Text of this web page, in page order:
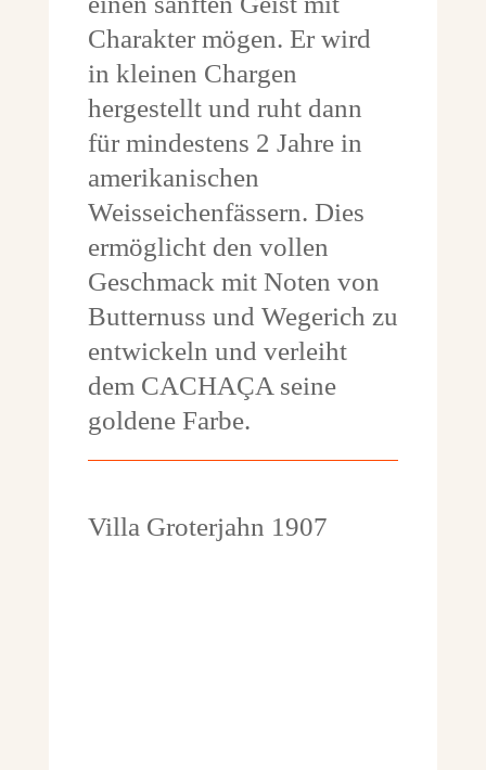
Charakter mögen. Er wird
in kleinen Chargen
hergestellt und ruht dann
für mindestens 2 Jahre in
amerikanischen
Weisseichenfässern. Dies
ermöglicht den vollen
Geschmack mit Noten von
Butternuss und Wegerich zu
entwickeln und verleiht
dem CACHAÇA seine
goldene Farbe.
Villa Groterjahn 1907